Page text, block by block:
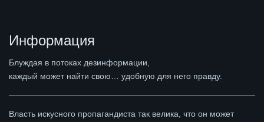
Информация
Блуждая в потоках дезинформации,
каждый может найти свою… удобную для него правду.
Власть искусного пропагандиста так велика, что он может